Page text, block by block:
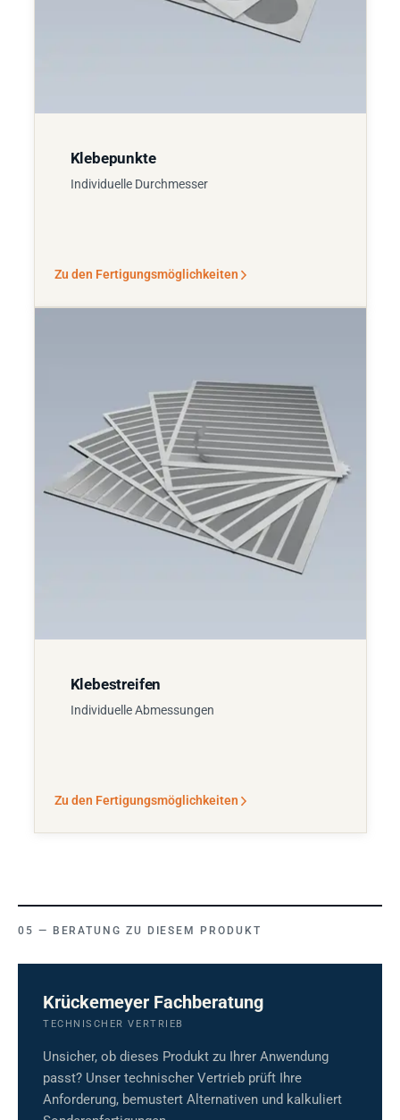
Klebepunkte
Individuelle Durchmesser
Zu den Fertigungsmöglichkeiten
Klebestreifen
Individuelle Abmessungen
Zu den Fertigungsmöglichkeiten
BERATUNG ZU DIESEM PRODUKT
Krückemeyer Fachberatung
TECHNISCHER VERTRIEB
Unsicher, ob dieses Produkt zu Ihrer Anwendung
passt? Unser technischer Vertrieb prüft Ihre
Anforderung, bemustert Alternativen und kalkuliert